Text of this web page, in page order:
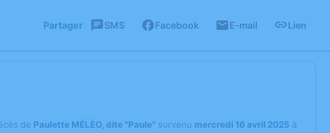
Partager SMS Facebook E-mail Lien
de Paulette MÉLÉO, dite "Paule" survenu mercredi 16 avril 2025 à